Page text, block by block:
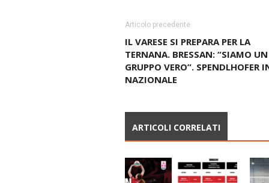
Articolo precedente
IL VARESE SI PREPARA PER LA
TERNANA. BRESSAN: “SIAMO UN
GRUPPO VERO”. SPENDLHOFER
NAZIONALE
ARTICOLI CORRELATI